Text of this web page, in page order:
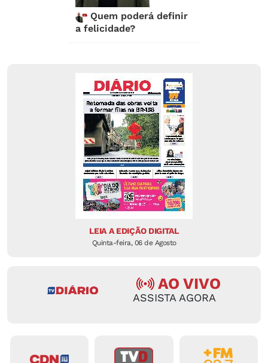
Quem poderá definir
a felicidade?
LEIA A EDIÇÃO DIGITAL
Quinta-feira, 06 de Agosto
AO VIVO
ASSISTA AGORA